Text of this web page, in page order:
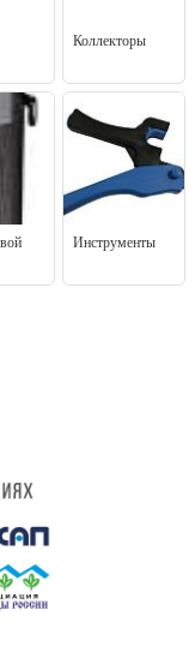
Коллекторы
Инструменты